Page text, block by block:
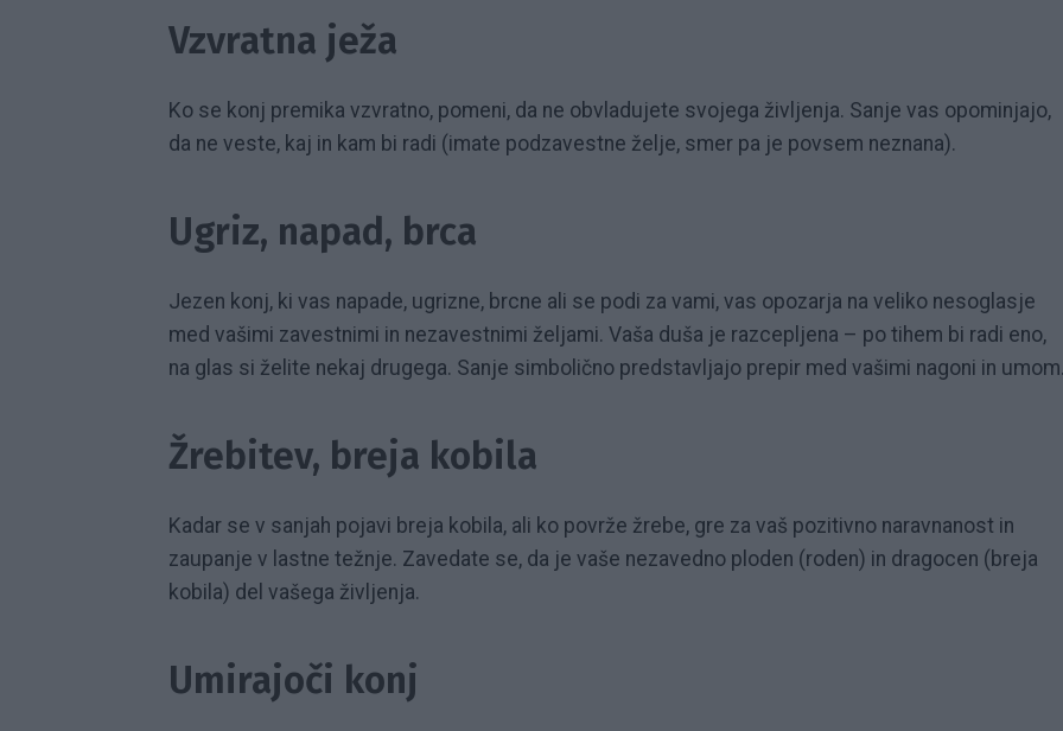
Vzvratna ježa
Ko se konj premika vzvratno, pomeni, da ne obvladujete svojega življenja. Sanje vas opominjajo,
da ne veste, kaj in kam bi radi (imate podzavestne želje, smer pa je povsem neznana).
Ugriz, napad, brca
Jezen konj, ki vas napade, ugrizne, brcne ali se podi za vami, vas opozarja na veliko nesoglasje
med vašimi zavestnimi in nezavestnimi željami. Vaša duša je razcepljena – po tihem bi radi eno,
na glas si želite nekaj drugega. Sanje simbolično predstavljajo prepir med vašimi nagoni in
Žrebitev, breja kobila
Kadar se v sanjah pojavi breja kobila, ali ko povrže žrebe, gre za vaš pozitivno naravnanost in
zaupanje v lastne težnje. Zavedate se, da je vaše nezavedno ploden (roden) in dragocen (breja
kobila) del vašega življenja.
Umirajoči konj